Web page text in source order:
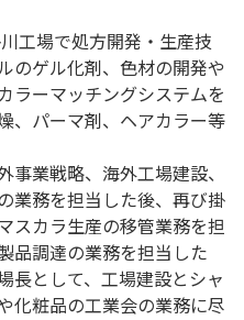
工場で処方開発・生産技
のゲル化剤、色材の開発や
ラーマッチングシステムを
、パーマ剤、ヘアカラー等
事業戦略、海外工場建設、
業務を担当した後、再び掛
スカラ生産の移管業務を担
品調達の業務を担当した
長として、工場建設とシャ
化粧品の工業会の業務に尽